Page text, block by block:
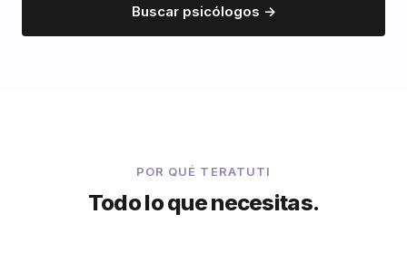
Buscar psicólogos →
POR QUÉ TERATUTI
Todo lo que necesitas.